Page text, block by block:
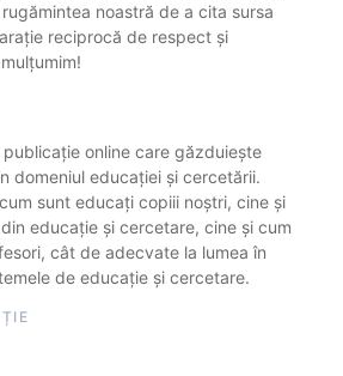
noastră de a cita sursa
reciprocă de respect și
publicație online care găzduiește
domeniul educației și cercetării.
sunt educați copiii noștri, cine și
educație și cercetare, cine și cum
cât de adecvate la lumea în
de educație și cercetare.